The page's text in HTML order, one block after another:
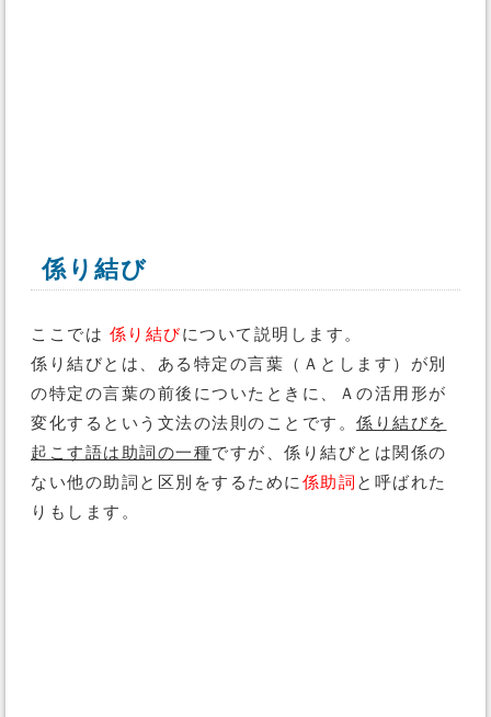
係り結び
ここでは 係り結びについて説明します。
係り結びとは、ある特定の言葉（Ａとします）が別
の特定の言葉の前後についたときに、Ａの活用形が
変化するという文法の法則のことです。 係り結びを
起こす語は助詞の一種ですが、係り結びとは関係の
ない他の助詞と区別をするために 係助詞 と呼ばれた
りもします。